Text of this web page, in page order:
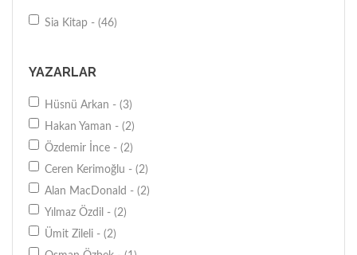
Anlatı - (1)
Kişisel-Bireysel Gelişim - (1)
Çevre-Doğa - (1)
Sia Kitap - (46)
YAZARLAR
Hüsnü Arkan - (3)
Hakan Yaman - (2)
Özdemir İnce - (2)
Ceren Kerimoğlu - (2)
Alan MacDonald - (2)
Yılmaz Özdil - (2)
Ümit Zileli - (2)